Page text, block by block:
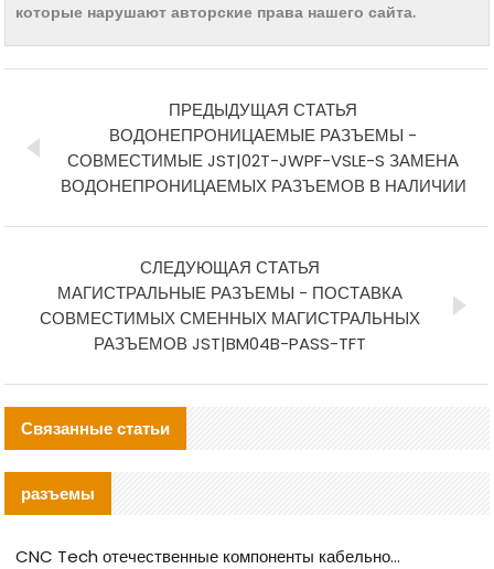
которые нарушают авторские права нашего сайта.
ПРЕДЫДУЩАЯ СТАТЬЯ
ВОДОНЕПРОНИЦАЕМЫЕ РАЗЪЕМЫ -
СОВМЕСТИМЫЕ JST|02T-JWPF-VSLE-S ЗАМЕНА
ВОДОНЕПРОНИЦАЕМЫХ РАЗЪЕМОВ В НАЛИЧИИ
СЛЕДУЮЩАЯ СТАТЬЯ
МАГИСТРАЛЬНЫЕ РАЗЪЕМЫ - ПОСТАВКА
СОВМЕСТИМЫХ СМЕННЫХ МАГИСТРАЛЬНЫХ
РАЗЪЕМОВ JST|BM04B-PASS-TFT
Связанные статьи
разъемы
CNC Tech отечественные компоненты кабельной арматуры оценка и руководство по производственному внедрению